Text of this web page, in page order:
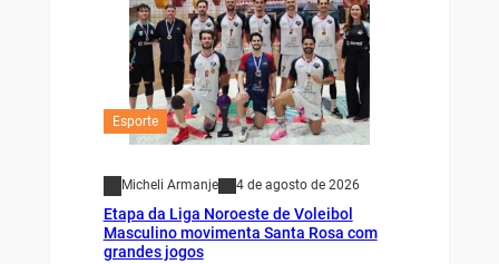
Esporte
Micheli Armanje 4 de agosto de 2026
Etapa da Liga Noroeste de Voleibol
Masculino movimenta Santa Rosa com
grandes jogos